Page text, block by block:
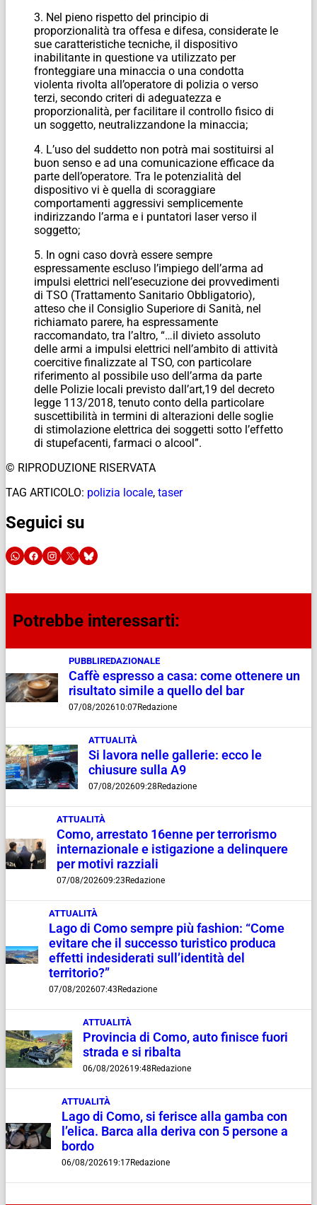
3. Nel pieno rispetto del principio di
proporzionalità tra offesa e difesa, considerate le
sue caratteristiche tecniche, il dispositivo
inabilitante in questione va utilizzato per
fronteggiare una minaccia o una condotta
violenta rivolta all’operatore di polizia o verso
terzi, secondo criteri di adeguatezza e
proporzionalità, per facilitare il controllo fisico di
un soggetto, neutralizzandone la minaccia;
4. L’uso del suddetto non potrà mai sostituirsi al
buon senso e ad una comunicazione efficace da
parte dell’operatore. Tra le potenzialità del
dispositivo vi è quella di scoraggiare
comportamenti aggressivi semplicemente
indirizzando l’arma e i puntatori laser verso il
soggetto;
5. In ogni caso dovrà essere sempre
espressamente escluso l’impiego dell’arma ad
impulsi elettrici nell’esecuzione dei provvedimenti
di TSO (Trattamento Sanitario Obbligatorio),
atteso che il Consiglio Superiore di Sanità, nel
richiamato parere, ha espressamente
raccomandato, tra l’altro, “…il divieto assoluto
delle armi a impulsi elettrici nell’ambito di attività
coercitive finalizzate al TSO, con particolare
riferimento al possibile uso dell’arma da parte
delle Polizie locali previsto dall’art,19 del decreto
legge 113/2018, tenuto conto della particolare
suscettibilità in termini di alterazioni delle soglie
di stimolazione elettrica dei soggetti sotto l’effetto
di stupefacenti, farmaci o alcool”.
© RIPRODUZIONE RISERVATA
TAG ARTICOLO: polizia locale, taser
Seguici su
Potrebbe interessarti:
PUBBLIREDAZIONALE
Caffè espresso a casa: come ottenere un
risultato simile a quello del bar
07/08/202610:07Redazione
ATTUALITÀ
Si lavora nelle gallerie: ecco le
chiusure sulla A9
07/08/202609:28 Redazione
ATTUALITÀ
Como, arrestato 16enne per terrorismo
internazionale e istigazione a delinquere
per motivi razziali
07/08/202609:23 Redazione
ATTUALITÀ
Lago di Como sempre più fashion: “Come
evitare che il successo turistico produca
effetti indesiderati sull’identità del
territorio?”
07/08/202607:43 Redazione
ATTUALITÀ
Provincia di Como, auto finisce fuori
strada e si ribalta
06/08/202619:48 Redazione
ATTUALITÀ
Lago di Como, si ferisce alla gamba con
l’elica. Barca alla deriva con 5 persone a
bordo
06/08/202619:17Redazione